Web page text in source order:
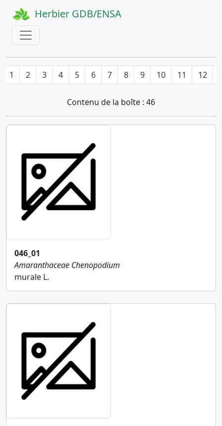
Herbier GDB/ENSA
1 2 3 4 5 6 7 8 9 10 11 12
Contenu de la boîte : 46
046_01
Amaranthaceae Chenopodium
murale L.